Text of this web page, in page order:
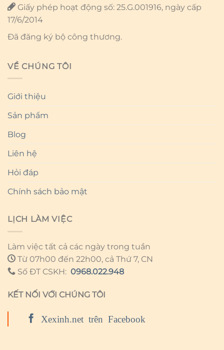
Giấy phép hoạt động số: 25.G.001916, ngày cấp
17/6/2014
Đã đăng ký bộ công thương.
VỀ CHÚNG TÔI
Giới thiệu
Sản phẩm
Blog
Liên hệ
Hỏi đáp
Chính sách bảo mật
LỊCH LÀM VIỆC
Làm việc tất cả các ngày trong tuần
Từ 07h00 đến 22h00, cả Thứ 7, CN
Số ĐT CSKH: 0968.022.948
KẾT NỐI VỚI CHÚNG TÔI
Xexinh.net trên Facebook